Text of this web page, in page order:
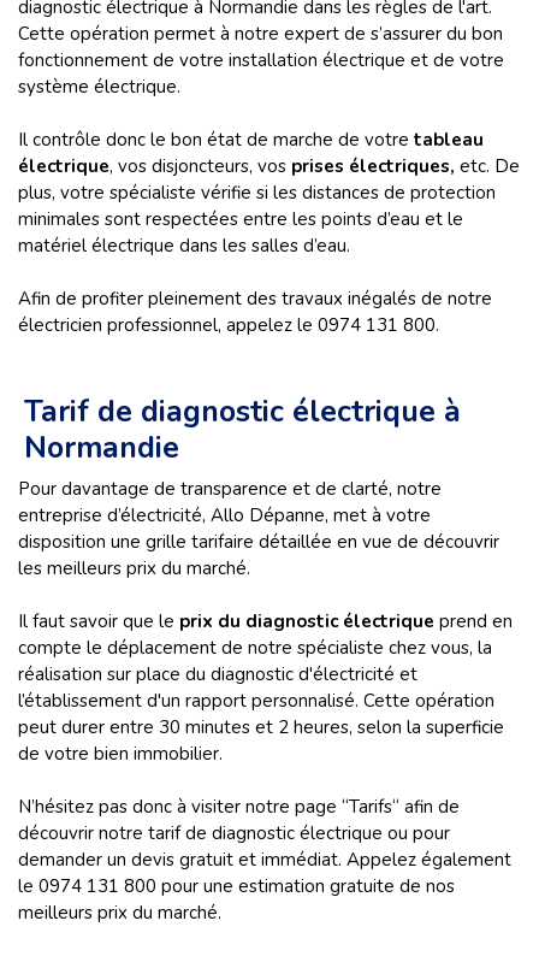
diagnostic électrique à Normandie dans les règles de l'art.
Cette opération permet à notre expert de s’assurer du bon
fonctionnement de votre installation électrique et de votre
système électrique.
Il contrôle donc le bon état de marche de votre tableau
électrique, vos disjoncteurs, vos prises électriques, etc. De
plus, votre spécialiste vérifie si les distances de protection
minimales sont respectées entre les points d’eau et le
matériel électrique dans les salles d’eau.
Afin de profiter pleinement des travaux inégalés de notre
électricien professionnel, appelez le 0974 131 800.
Tarif de diagnostic électrique à
Normandie
Pour davantage de transparence et de clarté, notre
entreprise d’électricité, Allo Dépanne, met à votre
disposition une grille tarifaire détaillée en vue de découvrir
les meilleurs prix du marché.
Il faut savoir que le prix du diagnostic électrique prend en
compte le déplacement de notre spécialiste chez vous, la
réalisation sur place du diagnostic d'électricité et
l’établissement d'un rapport personnalisé. Cette opération
peut durer entre 30 minutes et 2 heures, selon la superficie
de votre bien immobilier.
N’hésitez pas donc à visiter notre page “Tarifs“ afin de
découvrir notre tarif de diagnostic électrique ou pour
demander un devis gratuit et immédiat. Appelez également
le 0974 131 800 pour une estimation gratuite de nos
meilleurs prix du marché.